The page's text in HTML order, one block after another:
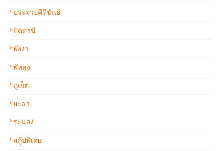
ประจวบคีรีขันธ์
ปัตตานี
พังงา
พัทลุง
ภูเก็ต
ยะลา
ระนอง
สกู๊ปพิเศษ